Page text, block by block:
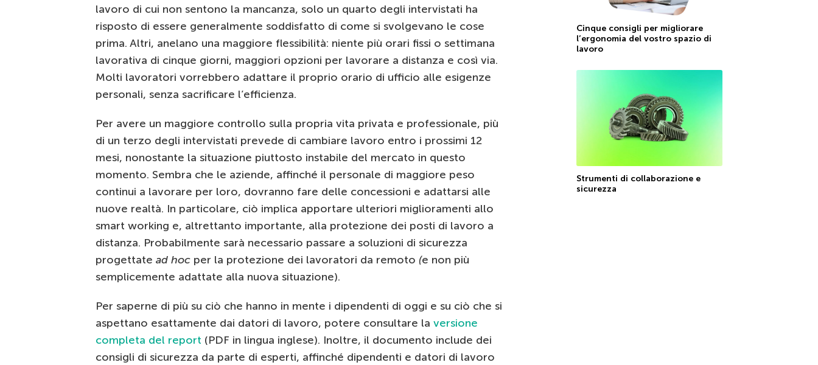
lavoro di cui non sentono la mancanza, solo un quarto degli intervistati ha
risposto di essere generalmente soddisfatto di come si svolgevano le cose
prima. Altri, anelano una maggiore flessibilità: niente più orari fissi o settimana
lavorativa di cinque giorni, maggiori opzioni per lavorare a distanza e così via.
Molti lavoratori vorrebbero adattare il proprio orario di ufficio alle esigenze
personali, senza sacrificare l’efficienza.
Per avere un maggiore controllo sulla propria vita privata e professionale, più
di un terzo degli intervistati prevede di cambiare lavoro entro i prossimi 12
mesi, nonostante la situazione piuttosto instabile del mercato in questo
momento. Sembra che le aziende, affinché il personale di maggiore peso
continui a lavorare per loro, dovranno fare delle concessioni e adattarsi alle
nuove realtà. In particolare, ciò implica apportare ulteriori miglioramenti allo
smart working e, altrettanto importante, alla protezione dei posti di lavoro a
distanza. Probabilmente sarà necessario passare a soluzioni di sicurezza
progettate ad hoc per la protezione dei lavoratori da remoto (e non più
semplicemente adattate alla nuova situazione).
Per saperne di più su ciò che hanno in mente i dipendenti di oggi e su ciò che si
aspettano esattamente dai datori di lavoro, potere consultare la versione
completa del report (PDF in lingua inglese). Inoltre, il documento include dei
consigli di sicurezza da parte di esperti, affinché dipendenti e datori di lavoro
Cinque consigli per migliorare
l’ergonomia del vostro spazio di
lavoro
Strumenti di collaborazione e
sicurezza